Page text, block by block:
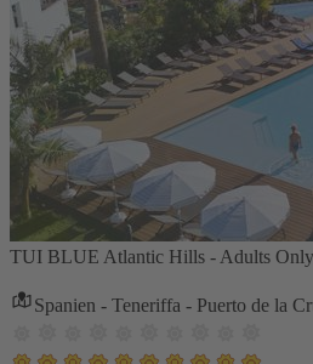
TUI BLUE Atlantic Hills - Adults
Spanien - Teneriffa - Puerto de la